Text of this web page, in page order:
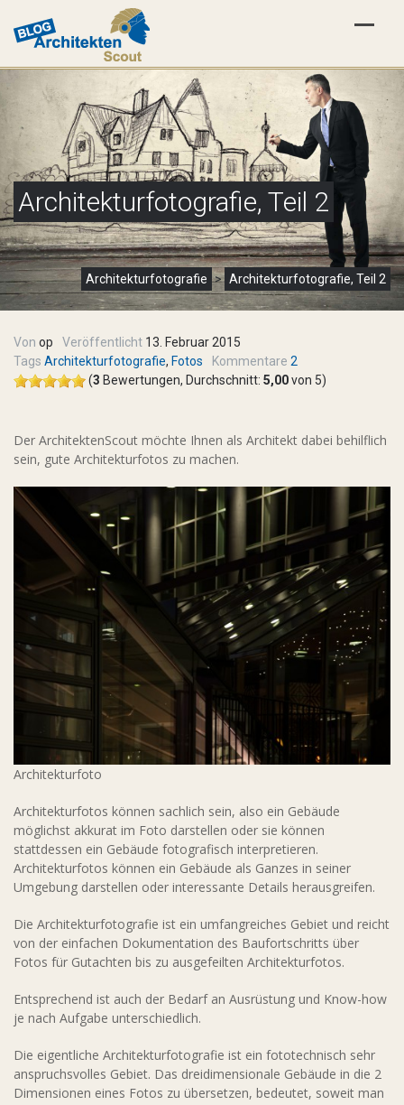
Architekturfotografie, Teil 2
Architekturfotografie > Architekturfotografie, Teil 2
Von op Veröffentlicht 13. Februar 2015
Tags Architekturfotografie, Fotos Kommentare 2
(3 Bewertungen, Durchschnitt: 5,00von 5)
Der ArchitektenScout möchte Ihnen als Architekt dabei behilflich
sein, gute Architekturfotos zu machen.
Architekturfoto
Architekturfotos können sachlich sein, also ein Gebäude
möglichst akkurat im Foto darstellen oder sie können
stattdessen ein Gebäude fotografisch interpretieren.
Architekturfotos können ein Gebäude als Ganzes in seiner
Umgebung darstellen oder interessante Details herausgreifen.
Die Architekturfotografie ist ein umfangreiches Gebiet und reicht
von der einfachen Dokumentation des Baufortschritts über
Fotos für Gutachten bis zu ausgefeilten Architekturfotos.
Entsprechend ist auch der Bedarf an Ausrüstung und Know-how
je nach Aufgabe unterschiedlich.
Die eigentliche Architekturfotografie ist ein fototechnisch sehr
anspruchsvolles Gebiet. Das dreidimensionale Gebäude in die 2
Dimensionen eines Fotos zu übersetzen, bedeutet, soweit man